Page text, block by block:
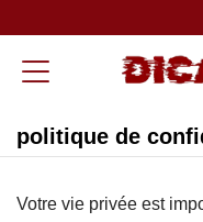
politique de
Votre vie privée est